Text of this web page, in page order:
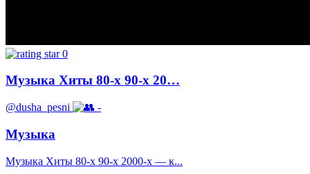
0
Музыка Хиты 80-х 90-х 20…
@dusha_pesni -
Музыка
Музыка Хиты 80-х 90-х 2000-х — к...